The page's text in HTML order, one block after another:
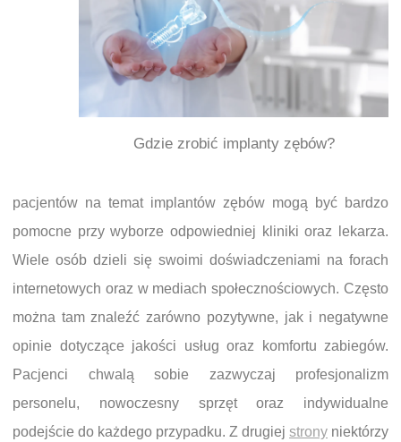
Gdzie zrobić implanty zębów?
pacjentów na temat implantów zębów mogą być bardzo
pomocne przy wyborze odpowiedniej kliniki oraz lekarza.
Wiele osób dzieli się swoimi doświadczeniami na forach
internetowych oraz w mediach społecznościowych. Często
można tam znaleźć zarówno pozytywne, jak i negatywne
opinie dotyczące jakości usług oraz komfortu zabiegów.
Pacjenci chwalą sobie zazwyczaj profesjonalizm
personelu, nowoczesny sprzęt oraz indywidualne
podejście do każdego przypadku. Z drugiej strony niektórzy